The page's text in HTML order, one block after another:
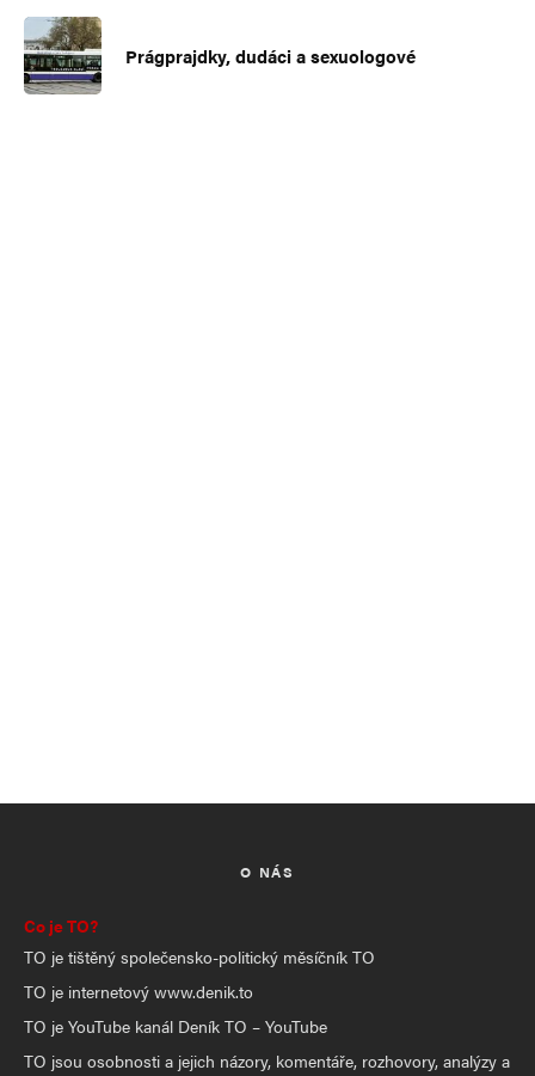
Prágprajdky, dudáci a sexuologové
O NÁS
Co je TO?
TO je tištěný společensko-politický měsíčník TO
TO je internetový www.denik.to
TO je YouTube kanál Deník TO – YouTube
TO jsou osobnosti a jejich názory, komentáře, rozhovory, analýzy a